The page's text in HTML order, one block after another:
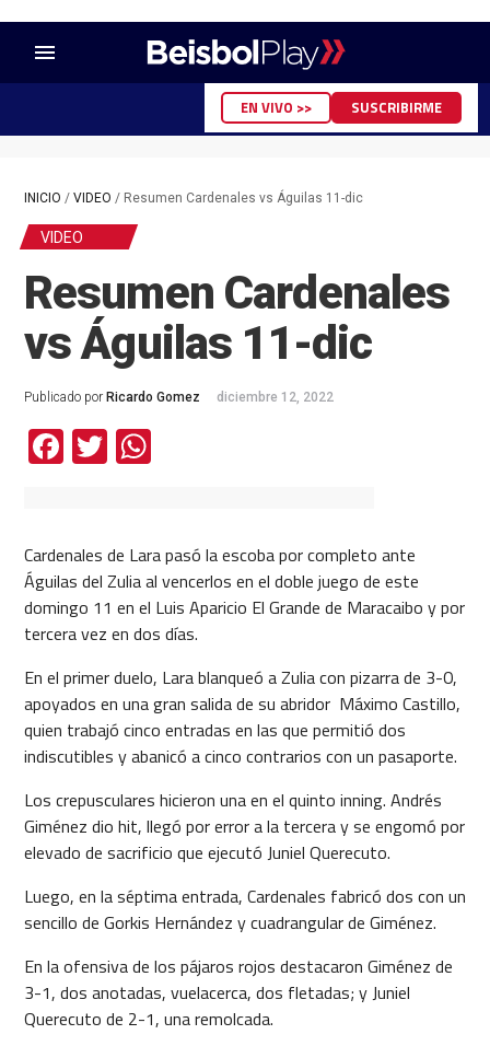
menu
EN VIVO >> SUSCRIBIRME
INICIO / VIDEO / Resumen Cardenales vs Águilas 11-dic
VIDEO
Resumen Cardenales
vs Águilas 11-dic
Publicado por Ricardo Gomez diciembre 12, 2022
Facebook
TwitterWhatsApp
Cardenales de Lara pasó la escoba por completo ante
Águilas del Zulia al vencerlos en el doble juego de este
domingo 11 en el Luis Aparicio El Grande de Maracaibo y por
tercera vez en dos días.
En el primer duelo, Lara blanqueó a Zulia con pizarra de 3-0,
apoyados en una gran salida de su abridor Máximo Castillo,
quien trabajó cinco entradas en las que permitió dos
indiscutibles y abanicó a cinco contrarios con un pasaporte.
Los crepusculares hicieron una en el quinto inning. Andrés
Giménez dio hit, llegó por error a la tercera y se engomó por
elevado de sacrificio que ejecutó Juniel Querecuto.
Luego, en la séptima entrada, Cardenales fabricó dos con un
sencillo de Gorkis Hernández y cuadrangular de Giménez.
En la ofensiva de los pájaros rojos destacaron Giménez de
3-1, dos anotadas, vuelacerca, dos fletadas; y Juniel
Querecuto de 2-1, una remolcada.